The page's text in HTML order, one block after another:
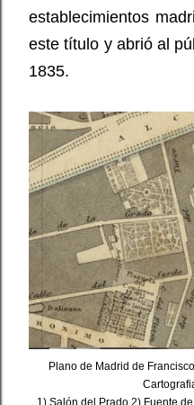
establecimientos
este título y abrió al
1835.
Plano de Madrid de
1) Salón del Prado 2) Fuente